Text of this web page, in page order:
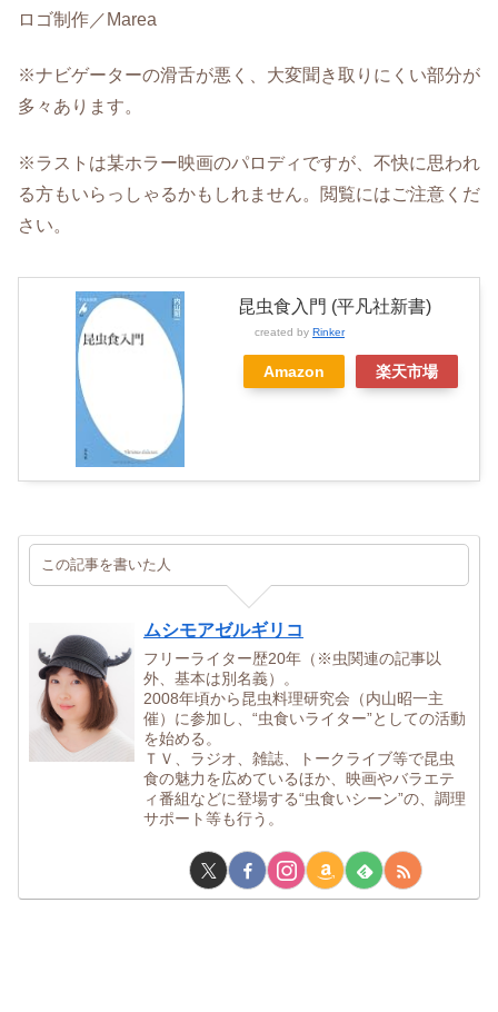
ロゴ制作／Marea
※ナビゲーターの滑舌が悪く、大変聞き取りにくい部分が
多々あります。
※ラストは某ホラー映画のパロディですが、不快に思われ
る方もいらっしゃるかもしれません。閲覧にはご注意くだ
さい。
昆虫食入門 (平凡社新書)
created by Rinker
Amazon 楽天市場
この記事を書いた人
ムシモアゼルギリコ
フリーライター歴20年（※虫関連の記事以
外、基本は別名義）。
2008年頃から昆虫料理研究会（内山昭一主
催）に参加し、“虫食いライター”としての活動
を始める。
ＴＶ、ラジオ、雑誌、トークライブ等で昆虫
食の魅力を広めているほか、映画やバラエテ
ィ番組などに登場する“虫食いシーン”の、調理
サポート等も行う。